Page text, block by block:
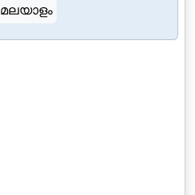
മലയാളം